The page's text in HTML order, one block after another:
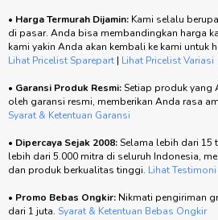
• Harga Termurah Dijamin: Kami selalu
di pasar. Anda bisa membandingkan harga
kami yakin Anda akan kembali ke kami untuk
Lihat Pricelist Sparepart | Lihat Pricelist Variasi
• Garansi Produk Resmi:Setiap produk yang
oleh garansi resmi, memberikan Anda rasa
Syarat & Ketentuan Garansi
• Dipercaya Sejak 2008:Selama lebih dari 15
lebih dari 5.000 mitra di seluruh Indonesia,
dan produk berkualitas tinggi. Lihat Testimoni
• Promo Bebas Ongkir: Nikmati pengiriman
dari 1 juta. Syarat & Ketentuan Bebas Ongkir